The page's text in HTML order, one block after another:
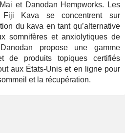
et Danodan Hempworks. Les
Kava se concentrent sur
du kava en tant qu’alternative
somnifères et anxiolytiques de
propose une gamme
de produits topiques certifiés
aux États-Unis et en ligne pour
et la récupération.